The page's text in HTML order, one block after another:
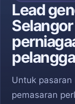
Lead
Untuk pasaran
pemasaran